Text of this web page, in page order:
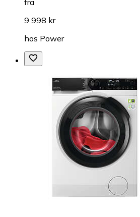
fra
9 998 kr
hos Power